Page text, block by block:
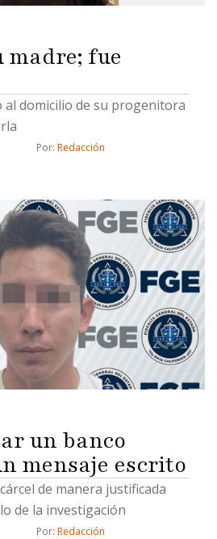
madre; fue
al domicilio de su progenitora
Por: Redacción
un banco
mensaje escrito
de manera justificada
de la investigación
Por: Redacción